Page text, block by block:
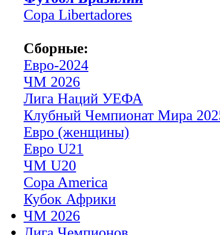
Copa Libertadores
Сборные:
Евро-2024
ЧМ 2026
Лига Наций УЕФА
Клубный Чемпионат Мира
Евро (женщины)
Евро U21
ЧМ U20
Copa America
Кубок Африки
ЧМ 2026